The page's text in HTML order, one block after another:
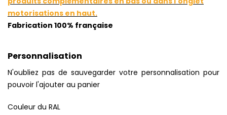
motorisations en haut.
Fabrication 100% française
Personnalisation
N'oubliez pas de sauvegarder votre personnalisation pour
pouvoir l'ajouter au panier
Couleur du RAL